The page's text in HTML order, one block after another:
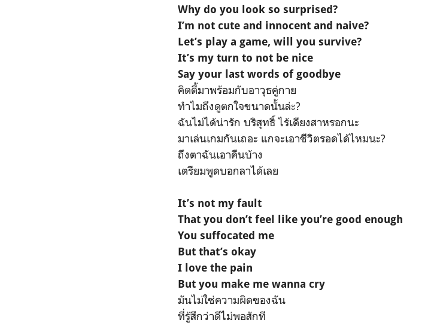
Why do you look so surprised?
I’m not cute and innocent and naive?
Let’s play a game, will you survive?
It’s my turn to not be nice
Say your last words of goodbye
คิตตี้มาพร้อมกับอาวุธคู่กาย
ทำไมถึงดูตกใจขนาดนั้นล่ะ?
ฉันไม่ได้น่ารัก บริสุทธิ์ ไร้เดียงสาหรอกนะ
มาเล่นเกมกันเถอะ แกจะเอาชีวิตรอดได้ไหมนะ?
ถึงตาฉันเอาคืนบ้าง
เตรียมพูดบอกลาได้เลย
It’s not my fault
That you don’t feel like you’re good enough
You suffocated me
But that’s okay
I love the pain
But you make me wanna cry
มันไม่ใช่ความผิดของฉัน
ที่รู้สึกว่าดีไม่พอสักที